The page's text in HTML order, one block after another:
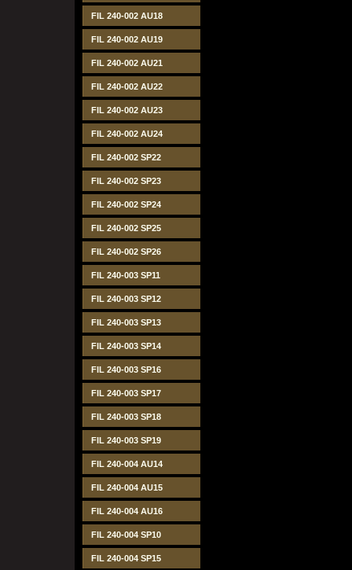
FIL 240-002 AU18
FIL 240-002 AU19
FIL 240-002 AU21
FIL 240-002 AU22
FIL 240-002 AU23
FIL 240-002 AU24
FIL 240-002 SP22
FIL 240-002 SP23
FIL 240-002 SP24
FIL 240-002 SP25
FIL 240-002 SP26
FIL 240-003 SP11
FIL 240-003 SP12
FIL 240-003 SP13
FIL 240-003 SP14
FIL 240-003 SP16
FIL 240-003 SP17
FIL 240-003 SP18
FIL 240-003 SP19
FIL 240-004 AU14
FIL 240-004 AU15
FIL 240-004 AU16
FIL 240-004 SP10
FIL 240-004 SP15